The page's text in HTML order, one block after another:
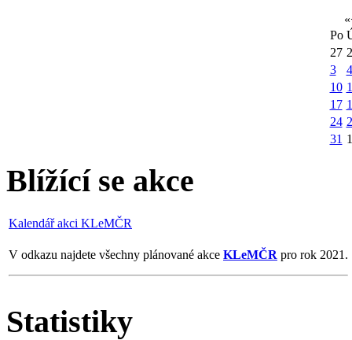
«
Po
27
3
4
10
17
24
31 1
Blížící se akce
Kalendář akci KLeMČR
V odkazu najdete všechny plánované akce KLeMČR pro rok 2021.
Statistiky